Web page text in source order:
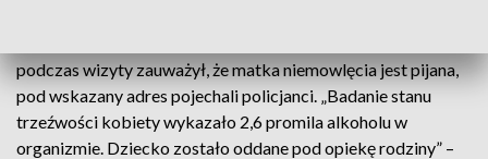
podczas wizyty zauważył, że matka niemowlęcia jest pijana,
pod wskazany adres pojechali policjanci. „Badanie stanu
trzeźwości kobiety wykazało 2,6 promila alkoholu w
organizmie. Dziecko zostało oddane pod opiekę rodziny” –